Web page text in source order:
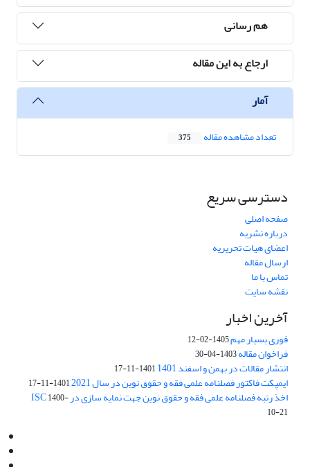
هم رسانی
ارجاع به این مقاله
آمار
تعداد مشاهده مقاله 375
دسترسی سریع
صفحه اصلی
درباره نشریه
اعضای هیات تحریریه
ارسال مقاله
تماس با ما
نقشه سایت
آخرین اخبار
فوری بسیار مهم1405-02-12
فراخوان مقاله1403-04-30
انتشار مقالات در بهمن و اسفند 1401 1401-11-17
ایمپکت فاکتور فصلنامه علمی فقه و حقوق نوین در سال 2021 1401-11-17
اخذ رتبه فصلنامه علمی فقه و حقوق نوین جهت نمایه سازی در ISC1400-
10-21